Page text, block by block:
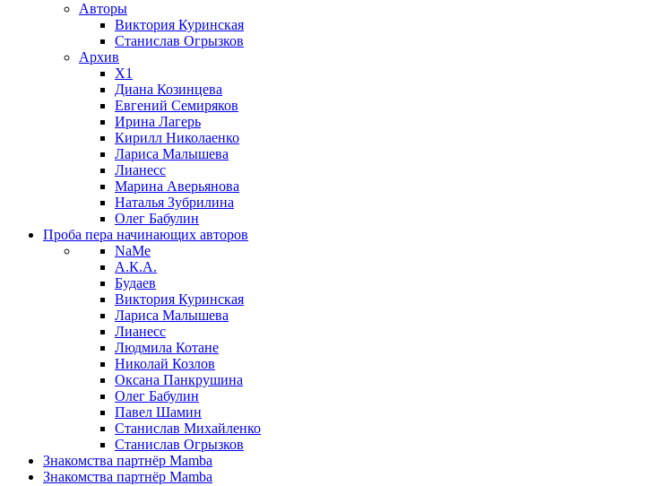
Авторы
Виктория Куринская
Станислав Огрызков
Архив
X1
Диана Козинцева
Евгений Семиряков
Ирина Лагерь
Кирилл Николаенко
Лариса Малышева
Лианесс
Марина Аверьянова
Наталья Зубрилина
Олег Бабулин
Проба пера начинающих авторов
NaMe
А.К.А.
Будаев
Виктория Куринская
Лариса Малышева
Лианесс
Людмила Котане
Николай Козлов
Оксана Панкрушина
Олег Бабулин
Павел Шамин
Станислав Михайленко
Станислав Огрызков
Знакомства партнёр Mamba
Знакомства партнёр Mamba